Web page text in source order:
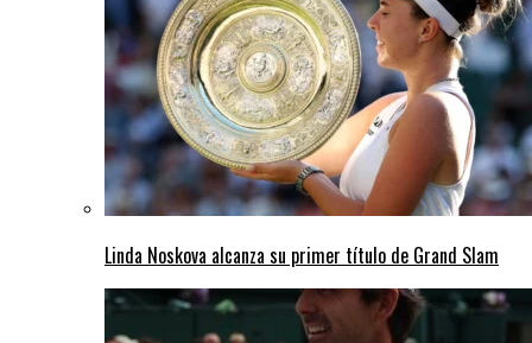
Linda Noskova alcanza su primer título de Grand Slam